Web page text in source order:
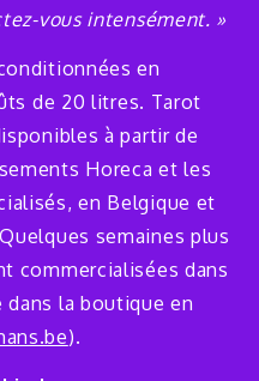
vous intensément. »
en
de 20 litres. Tarot
à partir de
Horeca et les
en Belgique et
semaines plus
commercialisées dans
dans la boutique en
).